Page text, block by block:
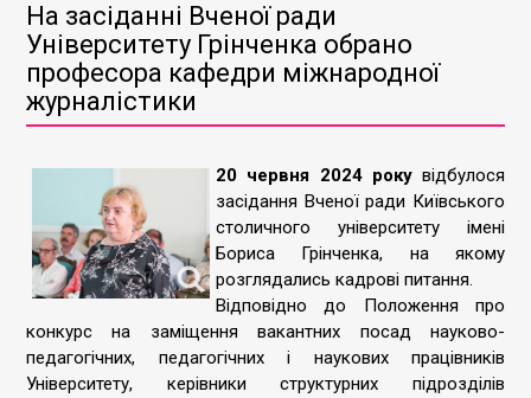
На засіданні Вченої ради
Університету Грінченка обрано
професора кафедри міжнародної
журналістики
20 червня 2024 рокувідбулося
засідання Вченої ради Київського
столичного університету імені
Бориса Грінченка, на якому
розглядались кадрові питання.
Відповідно до Положення про
конкурс на заміщення вакантних посад науково-
педагогічних, педагогічних і наукових працівників
Університету, керівники структурних підрозділів